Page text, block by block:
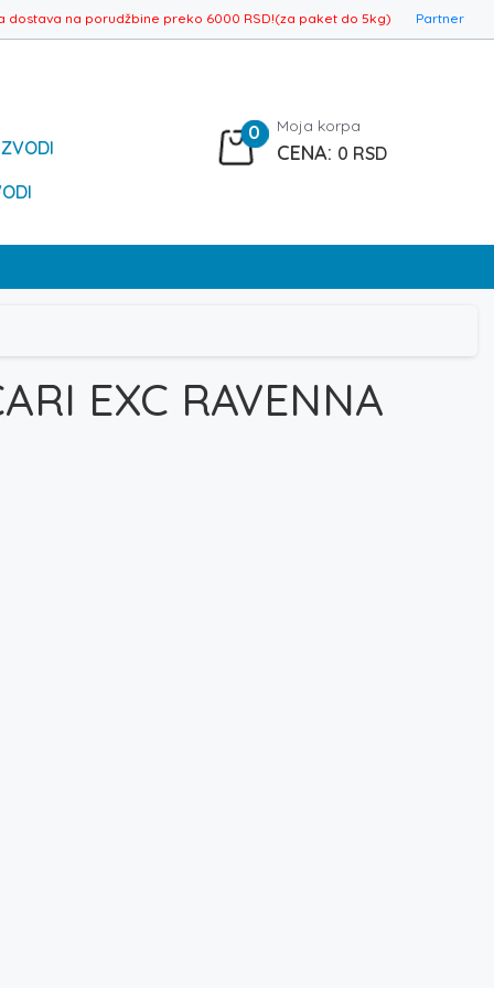
dostava na porudžbine preko 6000 RSD!(za paket do 5kg) Partner
0 Moja korpa
0 RSD
EXC RAVENNA